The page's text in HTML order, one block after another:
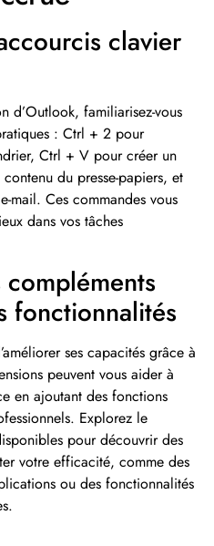
clavier
d’Outlook, familiarisez-vous
: Ctrl + 2 pour
Ctrl + V pour créer un
du presse-papiers, et
mail. Ces commandes vous
dans vos tâches
fonctionnalités
ses capacités grâce à
peuvent vous aider à
en ajoutant des fonctions
Explorez le
pour découvrir des
votre efficacité, comme des
ou des fonctionnalités